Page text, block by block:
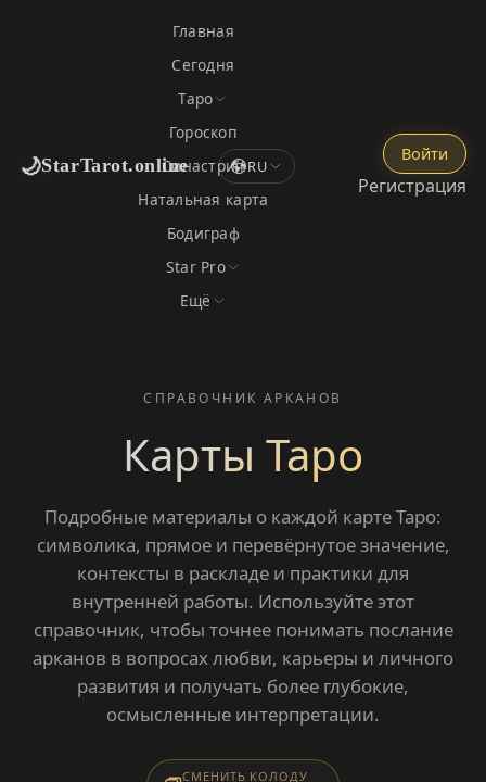
🌙StarTarot.online
Главная
Сегодня
Таро
Гороскоп
Синастрия
Натальная карта
Бодиграф
Star Pro
Ещё
RU
Войти
Регистрация
СПРАВОЧНИК АРКАНОВ
Карты Таро
Подробные материалы о каждой карте Таро:
символика, прямое и перевёрнутое значение,
контексты в раскладе и практики для
внутренней работы. Используйте этот
справочник, чтобы точнее понимать послание
арканов в вопросах любви, карьеры и личного
развития и получать более глубокие,
осмысленные интерпретации.
СМЕНИТЬ КОЛОДУ